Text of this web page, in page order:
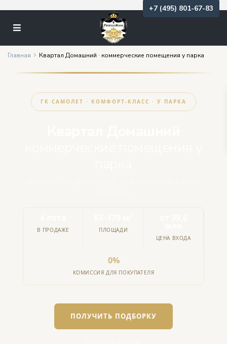
+7 (495) 801-67-83
Главная Квартал Домашний · коммерческие помещения у парка
ГК САМОЛЕТ · КОМФОРТ-КЛАСС · У ПАРКА
В ПРОДАЖЕ ПЛОЩАДИ
ЦЕНА ВХОДА
0%
КОМИССИЯ ДЛЯ ПОКУПАТЕЛЯ
ПОЛУЧИТЬ ПОДБОРКУ